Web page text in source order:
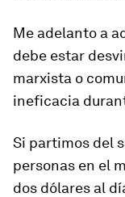
Me adelanto a
debe estar
marxista o
ineficacia
Si partimos del
personas en el
dos dólares al